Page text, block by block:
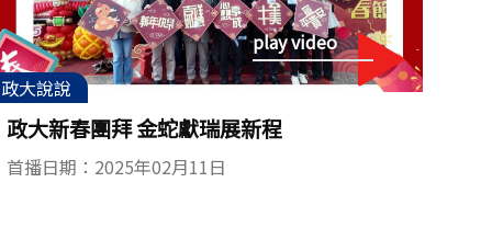
play video
政大說說
政大新春團拜 金蛇獻瑞展新程
首播日期：2025年02月11日